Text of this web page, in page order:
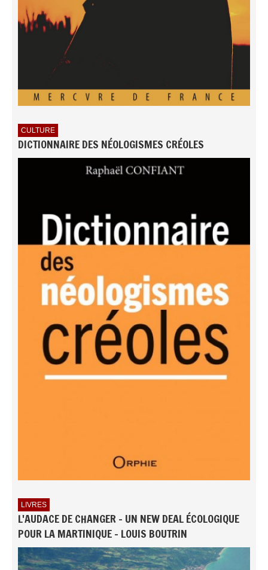
CULTURE
DICTIONNAIRE DES NÉOLOGISMES CRÉOLES
LIVRES
L'AUDACE DE CHANGER - UN NEW DEAL ÉCOLOGIQUE
POUR LA MARTINIQUE - LOUIS BOUTRIN